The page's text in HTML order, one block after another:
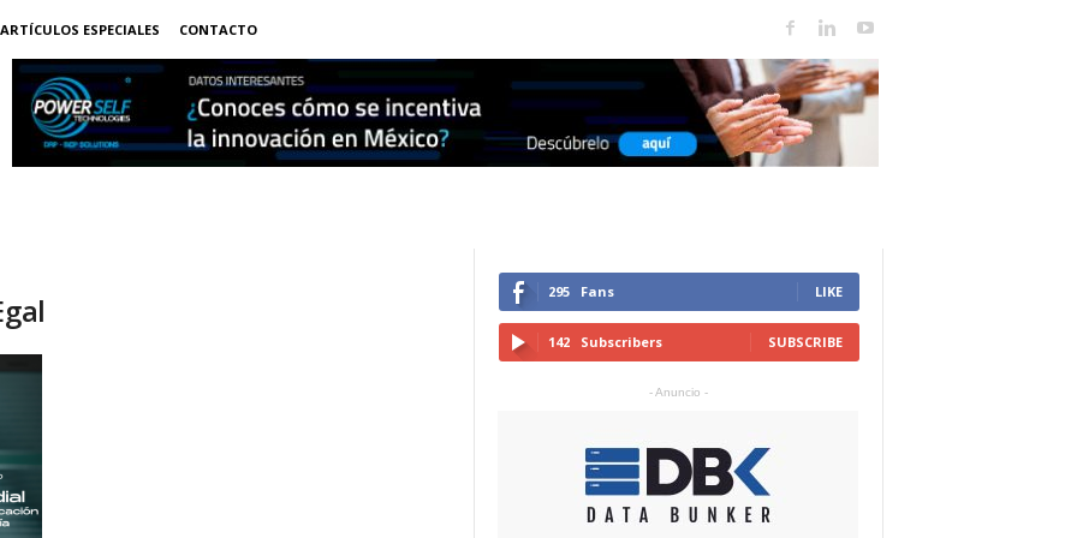
ARTÍCULOS ESPECIALES
CONTACTO
295 Fans LIKE
142 Subscribers SUBSCRIBE
- Anuncio -